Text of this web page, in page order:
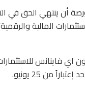
أن ينتهي الحق في
من 25 يونيو.